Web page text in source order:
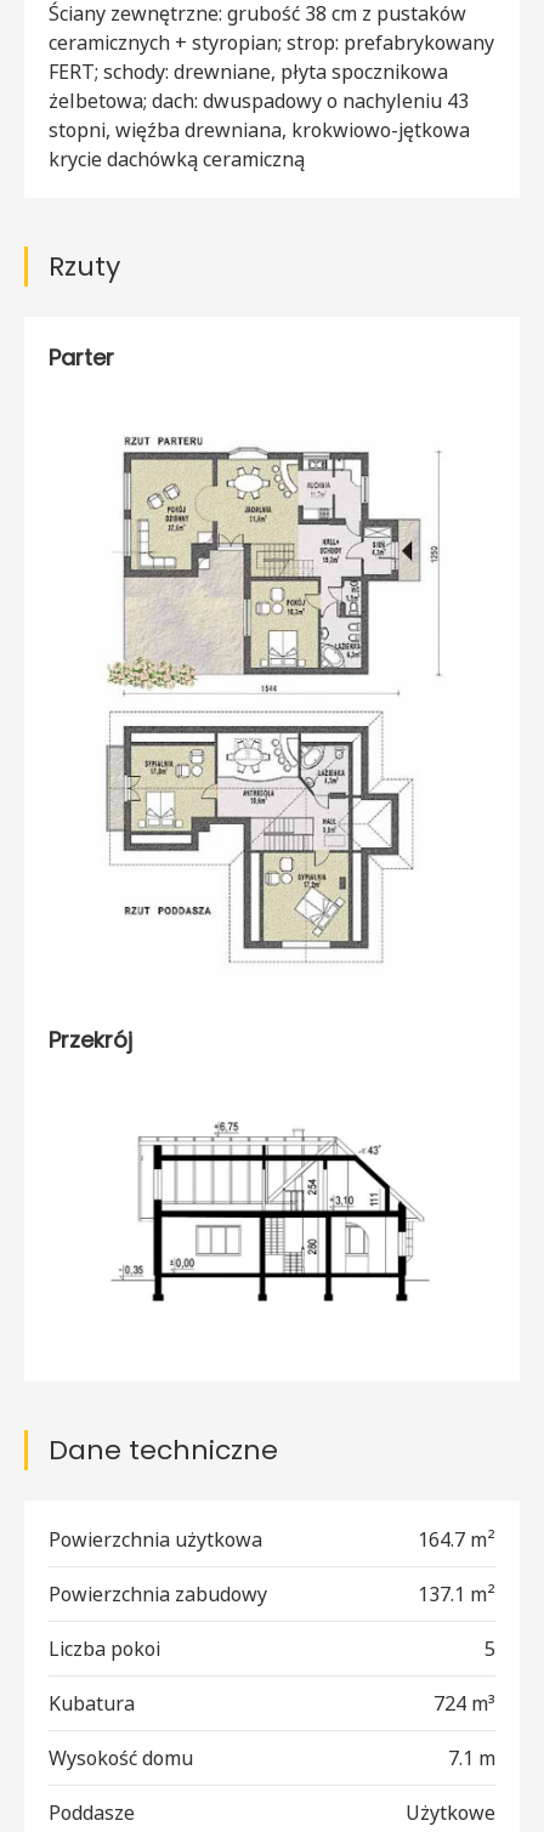
Ściany zewnętrzne: grubość 38 cm z pustaków
ceramicznych + styropian; strop: prefabrykowany
FERT; schody: drewniane, płyta spocznikowa
żelbetowa; dach: dwuspadowy o nachyleniu 43
stopni, więźba drewniana, krokwiowo-jętkowa
krycie dachówką ceramiczną
Rzuty
Parter
Przekrój
Dane techniczne
Powierzchnia użytkowa 164.7 m²
Powierzchnia zabudowy 137.1 m²
Liczba pokoi 5
Kubatura 724 m³
Wysokość domu 7.1 m
Poddasze Użytkowe